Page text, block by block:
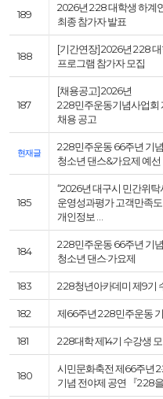
189
2026년 2·28 대학생 하계
최종 참가자 발표
188
[기간연장] 2026년 2·28
프로그램 참가자 모집
187
[채용공고] 2026년
2·28민주운동기념사업회
채용 공고
현재글
2·28민주운동 66주년 기
청소년 댄스&가요제 예선
185
“2026년 대구시 민간위탁
운영성과평가 고객만족도
개인정보 …
184
2·28민주운동 66주년 기
청소년 댄스·가요제
183 2·28청년아카데미 제9기
182 제66주년 2·28민주운동
181 2·28대학 제14기 수강생
180
시민문화축전 제66주년
기념 전야제 공연 『2·28